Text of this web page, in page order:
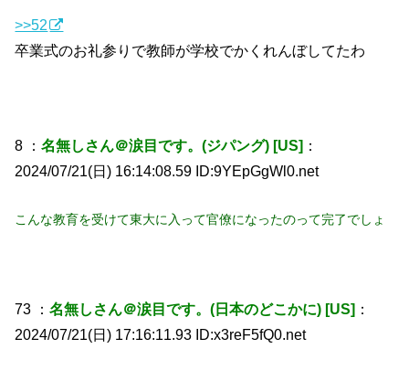
>>52
卒業式のお礼参りで教師が学校でかくれんぼしてたわ
8 ：名無しさん＠涙目です。(ジパング) [US] ：
2024/07/21(日) 16:14:08.59 ID:9YEpGgWl0.net
こんな教育を受けて東大に入って官僚になったのって完了でしょ
73 ：名無しさん＠涙目です。(日本のどこかに) [US] ：
2024/07/21(日) 17:16:11.93 ID:x3reF5fQ0.net